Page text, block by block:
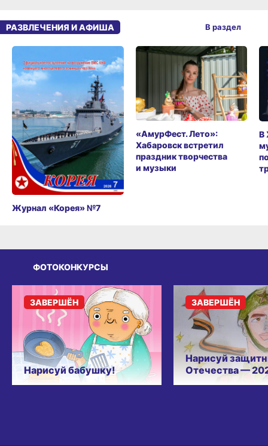
РАЗВЛЕЧЕНИЯ И АФИША
Журнал «Корея» №7
«АмурФест. Лето»:
Хабаровск встретил
праздник творчества
и музыки
В
В раздел
ФОТОКОНКУРСЫ
Нарисуй бабушку!
ЗАВЕРШЁН
Нарисуй
Отечества —
ЗАВЕРШЁН